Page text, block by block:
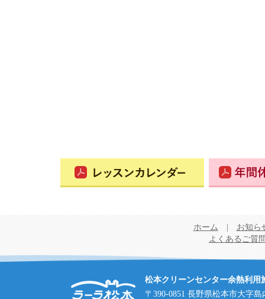
ホーム
お知ら
よくあるご質
松本クリーンセンター余熱利用
〒390-0851 長野県松本市大字島